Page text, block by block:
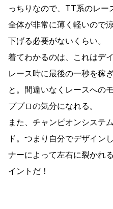
っちりなので、TT系のレー
全体が非常に薄く軽いので
下げる必要がないくらい。
着てわかるのは、これはデ
レース時に最後の一秒を稼
と。間違いなくレースへの
ププロの気分になれる。
また、チャンピオンシステ
ド。つまり自分でデザイン
ナーによって左右に裂かれ
イントだ！